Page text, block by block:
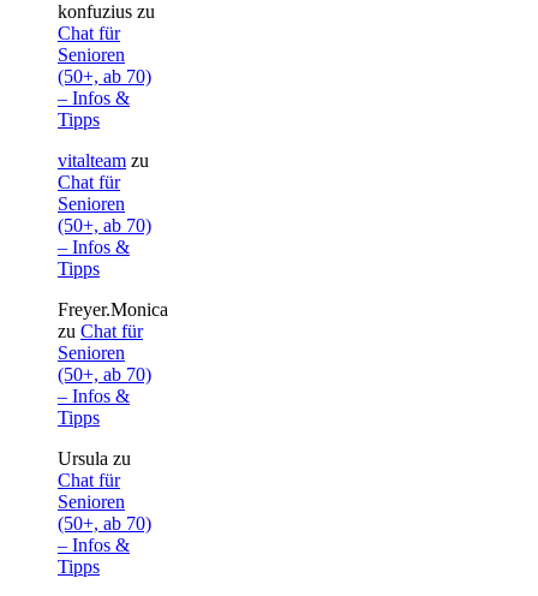
konfuzius zu
Chat für
Senioren
(50+, ab 70)
– Infos &
Tipps
vitalteam zu
Chat für
Senioren
(50+, ab 70)
– Infos &
Tipps
Freyer.Monica
zu Chat für
Senioren
(50+, ab 70)
– Infos &
Tipps
Ursula zu
Chat für
Senioren
(50+, ab 70)
– Infos &
Tipps